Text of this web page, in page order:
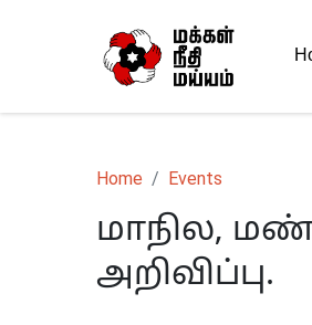
Home Events
மாநில,
அறிவிப்பு.